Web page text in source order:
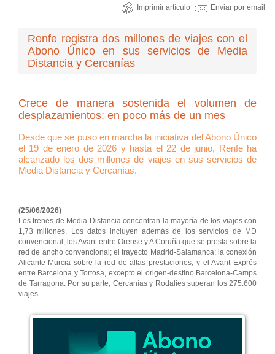
Imprimir artículo Enviar por email
Renfe registra dos millones de viajes con el
Abono Único en sus servicios de Media
Distancia y Cercanías
Crece de manera sostenida el volumen de
desplazamientos: en poco más de un mes
Desde que se puso en marcha la iniciativa del Abono Único
el 19 de enero de 2026 y hasta el 22 de junio, Renfe ha
alcanzado los dos millones de viajes en sus servicios de
Media Distancia y Cercanías.
(25/06/2026)
Los trenes de Media Distancia concentran la mayoría de los viajes con
1,73 millones. Los datos incluyen además de los servicios de MD
convencional, los Avant entre Orense y A Coruña que se presta sobre la
red de ancho convencional; el trayecto Madrid-Salamanca; la conexión
Alicante-Murcia sobre la red de altas prestaciones, y el Avant Exprés
entre Barcelona y Tortosa, excepto el origen-destino Barcelona-Camps
de Tarragona. Por su parte, Cercanías y Rodalies superan los 275.600
viajes.